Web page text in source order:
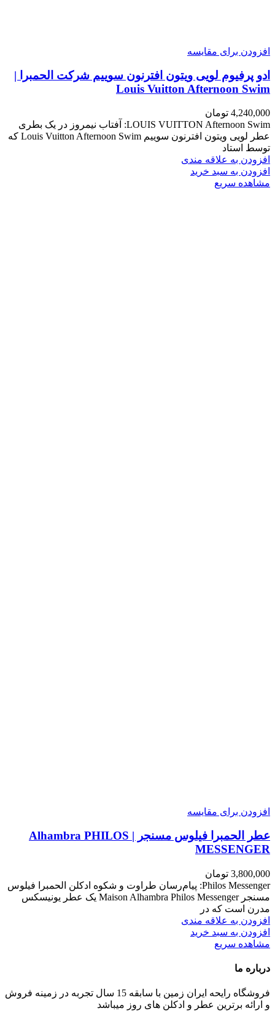
افزودن برای مقایسه
ادو پرفیوم لویی ویتون افترنون سوییم شرکت الحمبرا |
Louis Vuitton Afternoon Swim
4,240,000 تومان
LOUIS VUITTON Afternoon Swim: آفتاب نیمروز در یک بطری
عطر لویی ویتون افترنون سوییم Louis Vuitton Afternoon Swim که
توسط استاد
افزودن به علاقه مندی
افزودن به سبد خرید
مشاهده سریع
افزودن برای مقایسه
عطر الحمبرا فیلوس مسنجر | Alhambra PHILOS
MESSENGER
3,800,000 تومان
Philos Messenger: پیام‌رسان طراوت و شکوه ادکلن الحمبرا فیلوس
مسنجر Maison Alhambra Philos Messenger یک عطر یونیسکس
مدرن است که در
افزودن به علاقه مندی
افزودن به سبد خرید
مشاهده سریع
درباره ما
فروشگاه رایحه ایران زمین با سابقه 15 سال تجربه در زمینه فروش
و ارائه برترین عطر و ادکلن های روز میباشد